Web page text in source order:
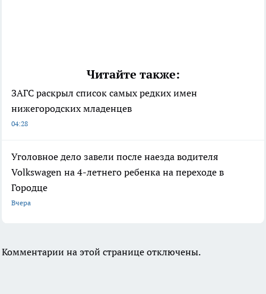
Читайте также:
ЗАГС раскрыл список самых редких имен
нижегородских младенцев
04:28
Уголовное дело завели после наезда водителя
Volkswagen на 4-летнего ребенка на переходе в
Городце
Вчера
Комментарии на этой странице отключены.